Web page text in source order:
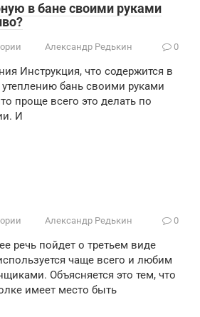
в бане своими руками
Александр Редькин 0
Инструкция, что содержится в
бань своими руками
проще всего это делать по
И
Александр Редькин 0
речь пойдет о третьем виде
чаще всего и любим
Объясняется это тем, что
имеет место быть